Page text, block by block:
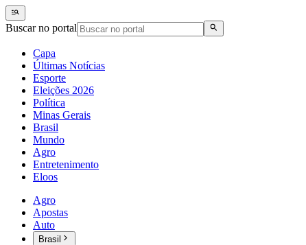
Buscar no portal
Capa
Últimas Notícias
Esporte
Eleições 2026
Política
Minas Gerais
Brasil
Mundo
Agro
Entretenimento
Eloos
Agro
Apostas
Auto
Brasil